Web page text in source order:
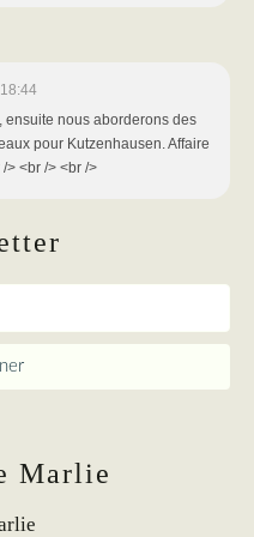
ensuite nous aborderons des
pour Kutzenhausen. Affaire
> <br /> <br />
Marlie